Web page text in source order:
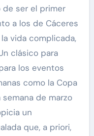
ser el primer
a los de Cáceres
vida complicada,
clásico para
los eventos
como la Copa
de marzo
un
que, a priori,